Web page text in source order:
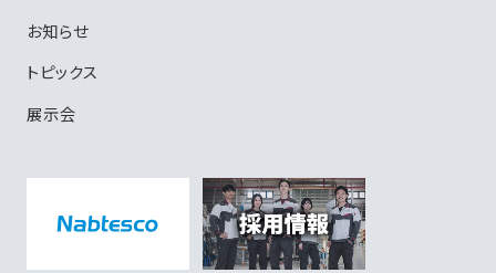
お知らせ
トピックス
展示会